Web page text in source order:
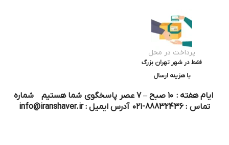
پرداخت در محل
فقط در شهر تهران بزرگ
با هزینه ارسال
ایام هفته : ۱۰ صبح – ۷ عصر پاسخگوی شما هستیم شماره
تماس : 88832436-۰۲۱ آدرس ایمیل : info@iranshaver.ir